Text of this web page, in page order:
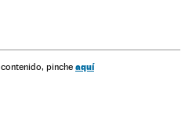
políticos Política
pinche aquí